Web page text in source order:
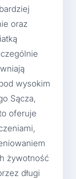
oraz
wysokim
Sącza,
oferuje
żywotność
długi